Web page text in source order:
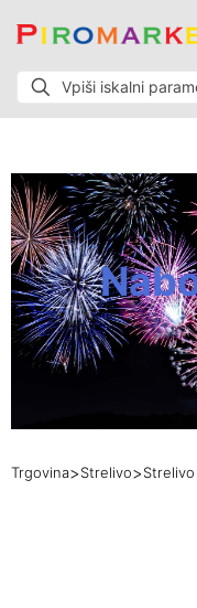
Trgovina>Strelivo>